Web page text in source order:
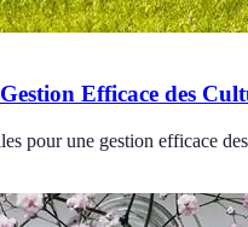
Efficace des
pour une gestion efficace